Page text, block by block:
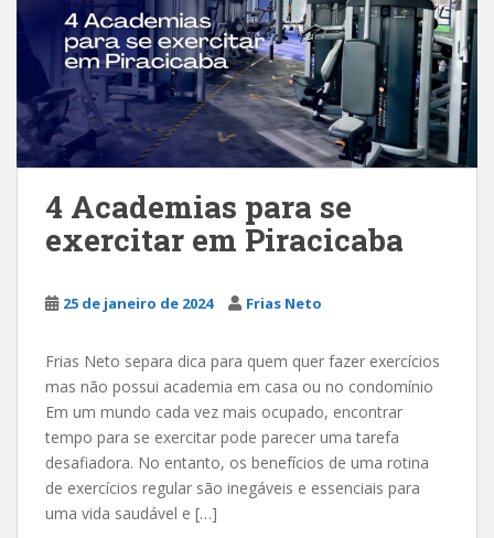
4 Academias para se
exercitar em Piracicaba
25 de janeiro de 2024 Frias Neto
Frias Neto separa dica para quem quer fazer exercícios
mas não possui academia em casa ou no condomínio
Em um mundo cada vez mais ocupado, encontrar
tempo para se exercitar pode parecer uma tarefa
desafiadora. No entanto, os benefícios de uma rotina
de exercícios regular são inegáveis e essenciais para
uma vida saudável e […]